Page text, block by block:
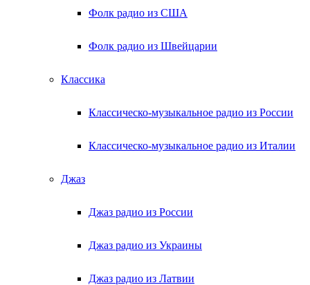
Фолк радио из США
Фолк радио из Швейцарии
Классика
Классическо-музыкальное радио из России
Классическо-музыкальное радио из Италии
Джаз
Джаз радио из России
Джаз радио из Украины
Джаз радио из Латвии